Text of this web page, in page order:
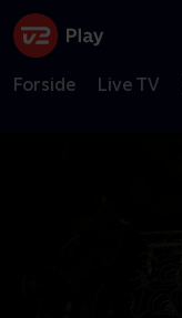
Forside Live TV